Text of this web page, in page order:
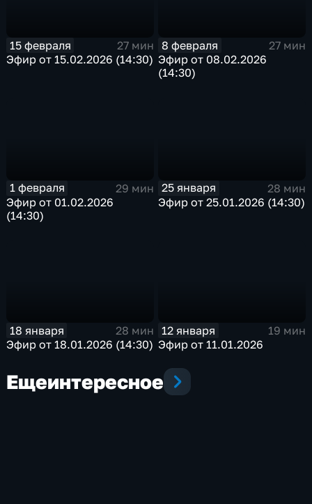
15 февраля
27 мин
Эфир от 15.02.2026 (14:30)
8 февраля
27 мин
Эфир от 08.02.2026
(14:30)
1 февраля
29 мин
Эфир от 01.02.2026
(14:30)
25 января
28 мин
Эфир от 25.01.2026 (14:30)
18 января
28 мин
Эфир от 18.01.2026 (14:30)
12 января
19 мин
Эфир от 11.01.2026
Ещеинтересное